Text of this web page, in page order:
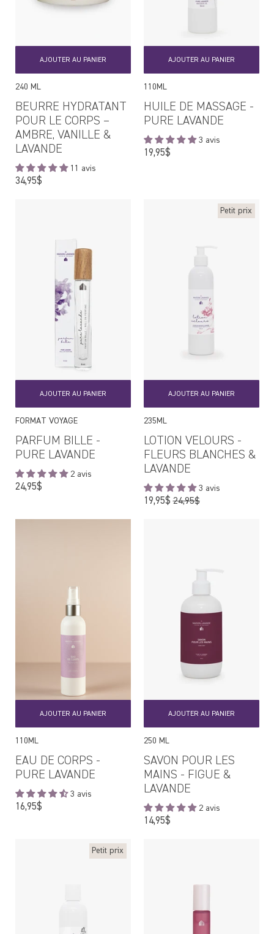
AJOUTER AU PANIER
240 ML
BEURRE HYDRATANT
POUR LE CORPS –
AMBRE, VANILLE &
LAVANDE
11 avis
34,95$Prix
AJOUTER AU PANIER
110ML
HUILE DE MASSAGE -
PURE LAVANDE
3 avis
19,95$Prix
AJOUTER AU PANIER
FORMAT VOYAGE
PARFUM BILLE -
PURE LAVANDE
2 avis
24,95$Prix
AJOUTER AU PANIER
Petit prix
235ML
LOTION VELOURS -
FLEURS BLANCHES &
LAVANDE
3 avis
19,95$Prix
régulier
24,95$
AJOUTER AU PANIER
110ML
EAU DE CORPS -
PURE LAVANDE
3 avis
16,95$Prix
AJOUTER AU PANIER
250 ML
SAVON POUR LES
MAINS - FIGUE &
LAVANDE
2 avis
14,95$Prix
Petit prix